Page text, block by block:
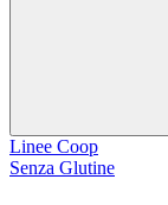
Linee Coop
Senza Glutine